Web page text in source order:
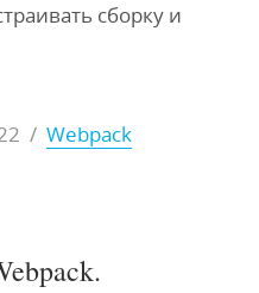
сборку и
/ Webpack